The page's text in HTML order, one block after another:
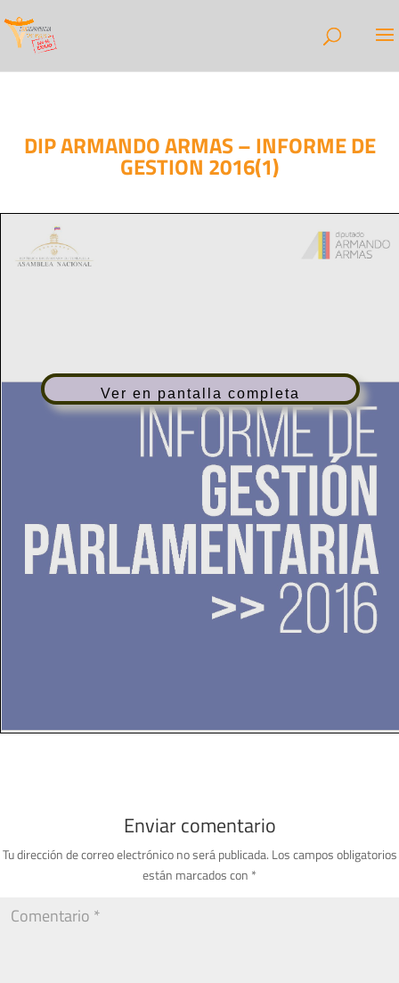
DIP ARMANDO ARMAS – INFORME DE
GESTION 2016(1)
Ver en pantalla completa
Enviar comentario
Tu dirección de correo electrónico no será publicada. Los campos obligatorios
están marcados con *